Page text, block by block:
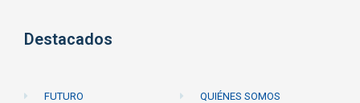
Destacados
FUTURO QUIÉNES SOMOS